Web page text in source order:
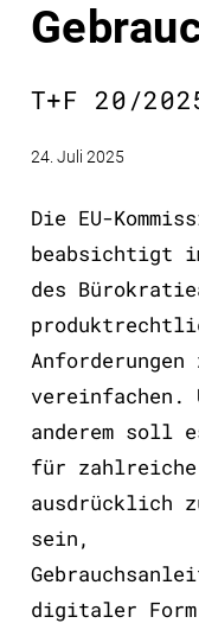
T+F 20/
24. Juli 2025
Die EU-
beabsichtigt
des
Anforderungen
vereinfachen.
anderem soll
für zahlreiche
ausdrücklich
sein,
digitaler Form